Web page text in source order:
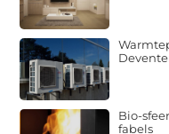
Bio-
fabels